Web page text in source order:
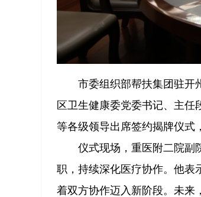
市委组织部帮扶集团驻开
区卫生健康委党委书记、主
等各级领导出席签约揭牌仪式
仪式现场，重医附二院副
职，持续深化医疗协作。他表
着双方协作迈入新阶段。未来